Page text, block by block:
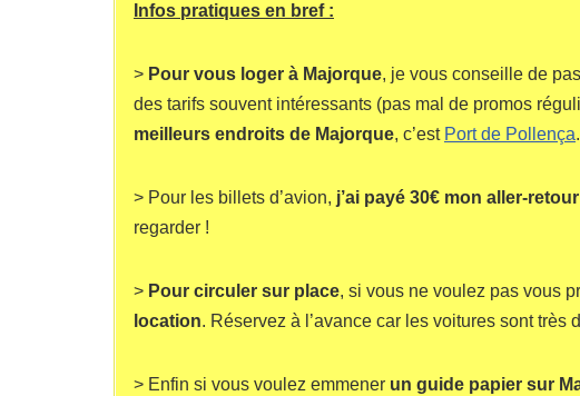
Infos pratiques en bref :
> Pour vous loger à Majorque, je vous conseille de
des tarifs souvent intéressants (pas mal de promos
meilleurs endroits de Majorque, c’est Port de Pollença.
> Pour les billets d’avion, j’ai payé 30€ mon aller-retour
regarder !
> Pour circuler sur place, si vous ne voulez pas vous
location. Réservez à l’avance car les voitures sont très
> Enfin si vous voulez emmener un guide papier sur